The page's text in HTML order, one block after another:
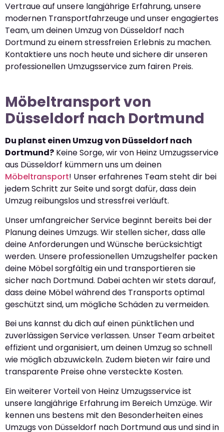
Vertraue auf unsere langjährige Erfahrung, unsere
modernen Transportfahrzeuge und unser engagiertes
Team, um deinen Umzug von Düsseldorf nach
Dortmund zu einem stressfreien Erlebnis zu machen.
Kontaktiere uns noch heute und sichere dir unseren
professionellen Umzugsservice zum fairen Preis.
Möbeltransport von
Düsseldorf nach Dortmund
Du planst einen Umzug von Düsseldorf nach
Dortmund? Keine Sorge, wir von Heinz Umzugsservice
aus Düsseldorf kümmern uns um deinen
Möbeltransport! Unser erfahrenes Team steht dir bei
jedem Schritt zur Seite und sorgt dafür, dass dein
Umzug reibungslos und stressfrei verläuft.
Unser umfangreicher Service beginnt bereits bei der
Planung deines Umzugs. Wir stellen sicher, dass alle
deine Anforderungen und Wünsche berücksichtigt
werden. Unsere professionellen Umzugshelfer packen
deine Möbel sorgfältig ein und transportieren sie
sicher nach Dortmund. Dabei achten wir stets darauf,
dass deine Möbel während des Transports optimal
geschützt sind, um mögliche Schäden zu vermeiden.
Bei uns kannst du dich auf einen pünktlichen und
zuverlässigen Service verlassen. Unser Team arbeitet
effizient und organisiert, um deinen Umzug so schnell
wie möglich abzuwickeln. Zudem bieten wir faire und
transparente Preise ohne versteckte Kosten.
Ein weiterer Vorteil von Heinz Umzugsservice ist
unsere langjährige Erfahrung im Bereich Umzüge. Wir
kennen uns bestens mit den Besonderheiten eines
Umzugs von Düsseldorf nach Dortmund aus und sind in